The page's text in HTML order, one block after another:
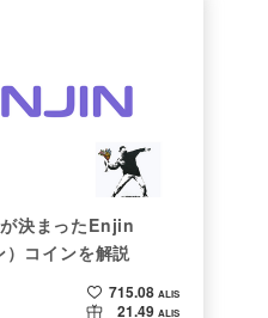
決まったEnjin
コインを解説
715.08 ALIS
21.49 ALIS